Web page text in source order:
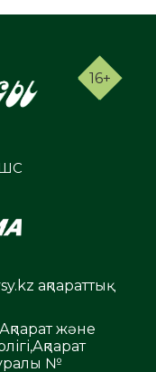
16+
ақпараттық
және
№